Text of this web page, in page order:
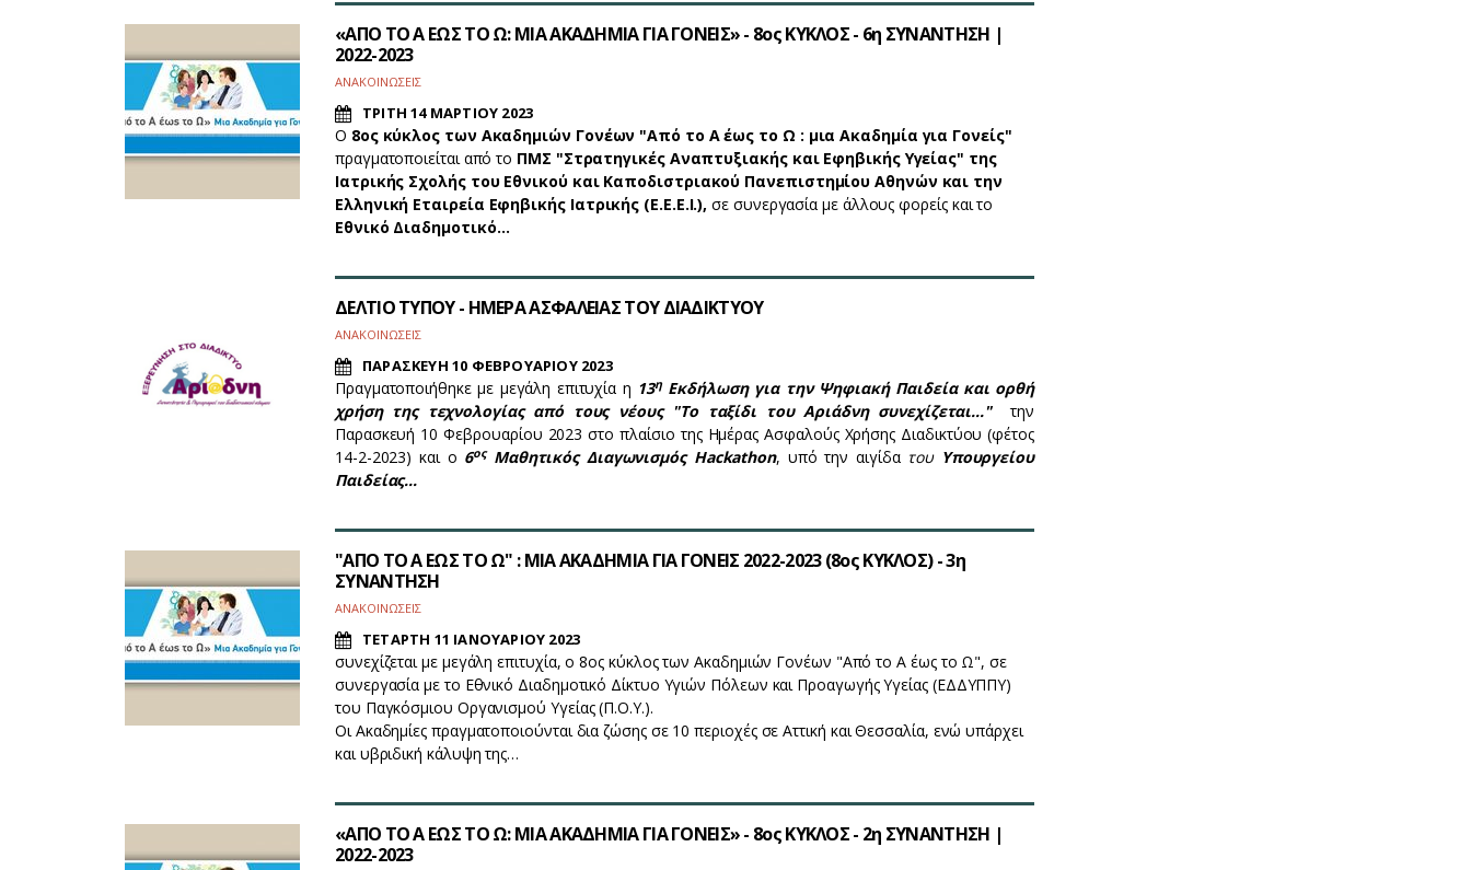
«ΑΠΟ ΤΟ Α ΕΩΣ ΤΟ Ω: ΜΙΑ ΑΚΑΔΗΜΙΑ ΓΙΑ ΓΟΝΕΙΣ» - 8ος ΚΥΚΛΟΣ - 6η ΣΥΝΑΝΤΗΣΗ |
2022-2023
ΑΝΑΚΟΙΝΩΣΕΙΣ
ΤΡΙΤΗ 14 ΜΑΡΤΙΟΥ 2023
Ο 8ος κύκλος των Ακαδημιών Γονέων "Από το Α έως το Ω : μια Ακαδημία για Γονείς"
πραγματοποιείται από το ΠΜΣ "Στρατηγικές Αναπτυξιακής και Εφηβικής Υγείας" της
Ιατρικής Σχολής του Εθνικού και Καποδιστριακού Πανεπιστημίου Αθηνών και την
Ελληνική Εταιρεία Εφηβικής Ιατρικής (Ε.Ε.Ε.Ι.), σε συνεργασία με άλλους φορείς και το
Εθνικό Διαδημοτικό…
ΔΕΛΤΙΟ ΤΥΠΟΥ - ΗΜΕΡΑ ΑΣΦΑΛΕΙΑΣ ΤΟΥ ΔΙΑΔΙΚΤΥΟΥ
ΑΝΑΚΟΙΝΩΣΕΙΣ
ΠΑΡΑΣΚΕΥΗ 10 ΦΕΒΡΟΥΑΡΙΟΥ 2023
Πραγματοποιήθηκε με μεγάλη επιτυχία η 13ηΕκδήλωση για την Ψηφιακή Παιδεία και ορθή
χρήση της τεχνολογίας από τους νέους "Το ταξίδι του Αριάδνη συνεχίζεται..."την
Παρασκευή 10 Φεβρουαρίου 2023 στο πλαίσιο της Ημέρας Ασφαλούς Χρήσης Διαδικτύου (φέτος
14-2-2023) και ο 6οςΜαθητικός Διαγωνισμός Hackathon, υπό την αιγίδα του Υπουργείου
Παιδείας…
"ΑΠΟ ΤΟ Α ΕΩΣ ΤΟ Ω" : ΜΙΑ ΑΚΑΔΗΜΙΑ ΓΙΑ ΓΟΝΕΙΣ 2022-2023 (8ος ΚΥΚΛΟΣ) - 3η
ΣΥΝΑΝΤΗΣΗ
ΑΝΑΚΟΙΝΩΣΕΙΣ
ΤΕΤΑΡΤΗ 11 ΙΑΝΟΥΑΡΙΟΥ 2023
συνεχίζεται με μεγάλη επιτυχία, ο 8ος κύκλος των Ακαδημιών Γονέων "Από το Α έως το Ω", σε
συνεργασία με το Εθνικό Διαδημοτικό Δίκτυο Υγιών Πόλεων και Προαγωγής Υγείας (ΕΔΔΥΠΠΥ)
του Παγκόσμιου Οργανισμού Υγείας (Π.Ο.Υ.).
Οι Ακαδημίες πραγματοποιούνται δια ζώσης σε 10 περιοχές σε Αττική και Θεσσαλία, ενώ υπάρχει
και υβριδική κάλυψη της…
«ΑΠΟ ΤΟ Α ΕΩΣ ΤΟ Ω: ΜΙΑ ΑΚΑΔΗΜΙΑ ΓΙΑ ΓΟΝΕΙΣ» - 8ος ΚΥΚΛΟΣ - 2η ΣΥΝΑΝΤΗΣΗ |
2022-2023